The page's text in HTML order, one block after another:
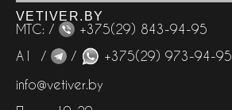
VETIVER.BY
МТС: /
+375(29) 843-94-95
А1 /
/
+375(29) 973-94-95
info@vetiver.by